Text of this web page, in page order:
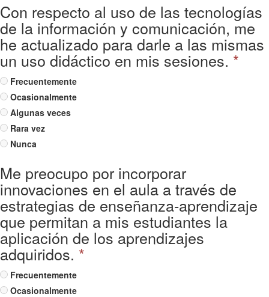
Con respecto al uso de las tecnologías
de la información y comunicación, me
he actualizado para darle a las mismas
un uso didáctico en mis sesiones. *
Frecuentemente
Ocasionalmente
Algunas veces
Rara vez
Nunca
Me preocupo por incorporar
innovaciones en el aula a través de
estrategias de enseñanza-aprendizaje
que permitan a mis estudiantes la
aplicación de los aprendizajes
adquiridos. *
Frecuentemente
Ocasionalmente